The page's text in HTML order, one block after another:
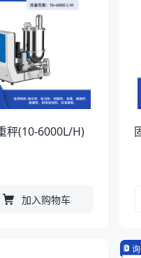
秤(10-6000L/H)
加入购物车